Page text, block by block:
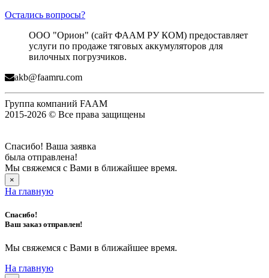
Остались вопросы?
ООО "Орион" (сайт ФААМ РУ КОМ) предоставляет
услуги по продаже тяговых аккумуляторов для
вилочных погрузчиков.
akb@faamru.com
Группа компаний FAAM
2015-2026 © Все права защищены
Спасибо! Ваша заявка
была отправлена!
Мы свяжемся с Вами в ближайшее время.
×
На главную
Спасибо!
Ваш заказ отправлен!
Мы свяжемся с Вами в ближайшее время.
На главную